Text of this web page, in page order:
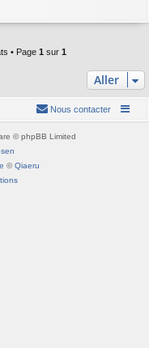
• Page 1 sur 1
Aller
Nous contacter
© phpBB Limited
©Qiaeru